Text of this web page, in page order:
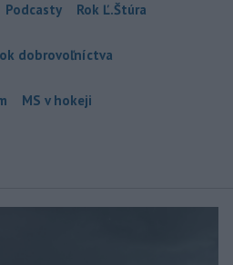
Podcasty Rok Ľ.Štúra
dobrovoľníctva
MS v hokeji